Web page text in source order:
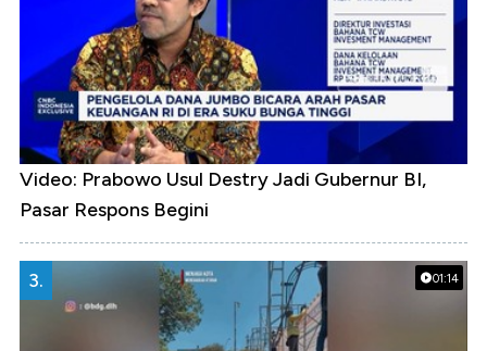
Video: Prabowo Usul Destry Jadi Gubernur BI,
Pasar Respons Begini
01:14
3.